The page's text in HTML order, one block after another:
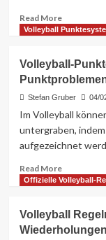
Read MoreRead
more
Fußfehler,
Volleyball
Volleyball-
Stefan Gruber 04/
Im Volleyball
untergraben,
aufgezeichnet
Read MoreRead
more
Punkte:
Offizielle Volleyball-
Volleyball